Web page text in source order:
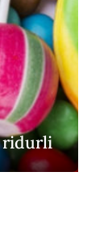
ridurli